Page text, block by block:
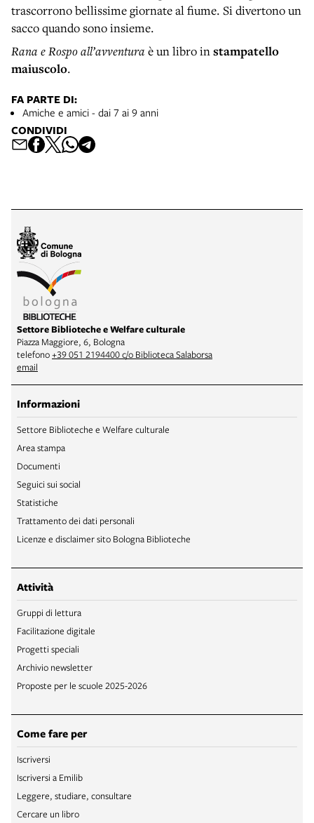
trascorrono bellissime giornate al fiume. Si divertono un
sacco quando sono insieme.
Rana e Rospo all’avventura è un libro instampatello
maiuscolo.
FA PARTE DI:
Amiche e amici - dai 7 ai 9 anni
CONDIVIDI
Settore Biblioteche e Welfare culturale
Piazza Maggiore, 6, Bologna
telefono+39 051 2194400 c/o Biblioteca Salaborsa
email
Informazioni
Settore Biblioteche e Welfare culturale
Area stampa
Documenti
Seguici sui social
Statistiche
Trattamento dei dati personali
Licenze e disclaimer sito Bologna Biblioteche
Attività
Gruppi di lettura
Facilitazione digitale
Progetti speciali
Archivio newsletter
Proposte per le scuole 2025-2026
Come fare per
Iscriversi
Iscriversi a Emilib
Leggere, studiare, consultare
Cercare un libro